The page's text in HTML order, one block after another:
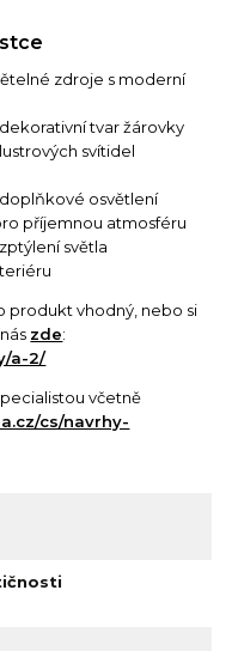
zdroje s moderní
tvar žárovky
svítidel
osvětlení
příjemnou atmosféru
světla
produkt vhodný, nebo si
zde:
a-2/
včetně
cs/navrhy-